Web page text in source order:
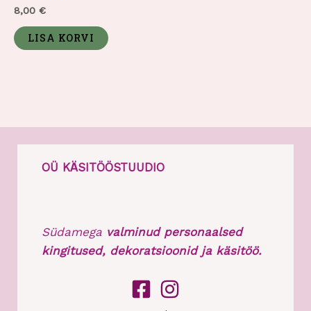
Hinnanguga
0
5
8,00 €
LISA KORVI
OÜ KÄSITÖÖSTUUDIO
Südamega valminud personaalsed
kingitused, dekoratsioonid ja käsitöö.